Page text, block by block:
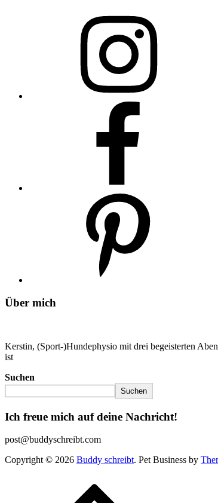
Über mich
Kerstin, (Sport-)Hundephysio mit drei begeisterten
ist
Suchen
Suchen
Ich freue mich auf deine Nachricht!
post@buddyschreibt.com
Copyright © 2026 Buddy schreibt. Pet Business by